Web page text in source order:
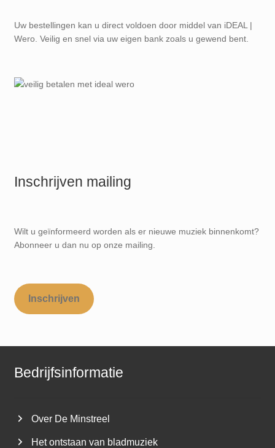
Uw bestellingen kan u direct voldoen door middel van iDEAL |
Wero. Veilig en snel via uw eigen bank zoals u gewend bent.
Inschrijven mailing
Wilt u geïnformeerd worden als er nieuwe muziek binnenkomt?
Abonneer u dan nu op onze mailing.
Inschrijven
Bedrijfsinformatie
Over De Minstreel
Het ontstaan van bladmuziek